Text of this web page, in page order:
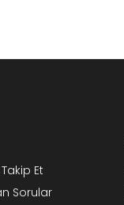
Et
Sorular